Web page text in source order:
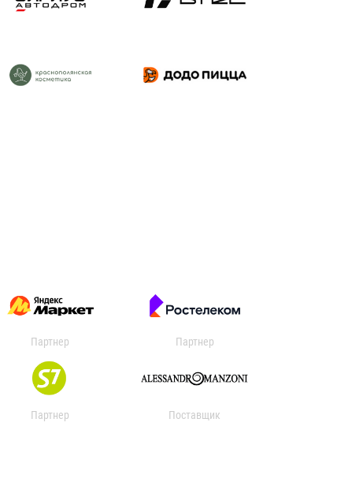
Партнер Партнер
Партнер Поставщик